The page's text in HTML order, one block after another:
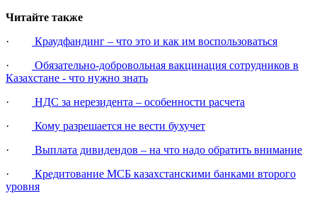
Читайте также
·
Краудфандинг – что это и как им воспользоваться
·
Обязательно-добровольная вакцинация сотрудников в
Казахстане - что нужно знать
·
НДС за нерезидента – особенности расчета
·
Кому разрешается не вести бухучет
·
Выплата дивидендов – на что надо обратить внимание
·
Кредитование МСБ казахстанскими банками второго
уровня